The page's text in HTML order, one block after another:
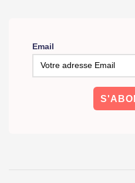
Email